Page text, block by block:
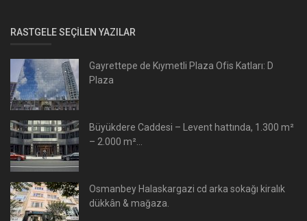
RASTGELE SEÇILEN YAZILAR
Gayrettepe de Kıymetli Plaza Ofis Katları: D
Plaza
Büyükdere Caddesi – Levent hattında, 1.300 m²
– 2.000 m²...
Osmanbey Halaskargazi cd arka sokağı kiralık
dükkân & mağaza.